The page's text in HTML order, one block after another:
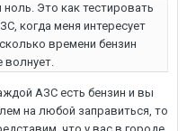
Это как тестировать
когда меня интересует
времени бензин
волнует.
АЗС есть бензин и вы
на любой заправиться, то